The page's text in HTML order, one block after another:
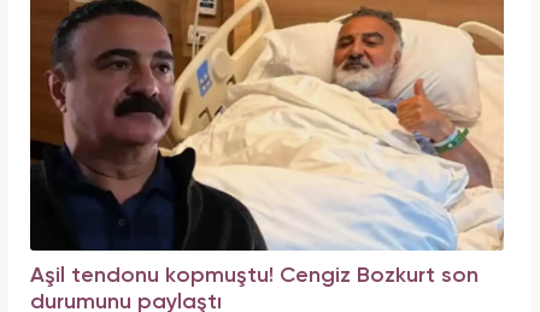
Aşil tendonu kopmuştu! Cengiz Bozkurt son
durumunu paylaştı